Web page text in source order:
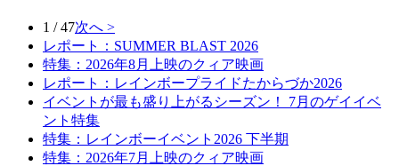
1 / 47次へ >
レポート：SUMMER BLAST 2026
特集：2026年8月上映のクィア映画
レポート：レインボープライドたからづか2026
イベントが最も盛り上がるシーズン！ 7月のゲイイベ
ント特集
特集：レインボーイベント2026 下半期
特集：2026年7月上映のクィア映画